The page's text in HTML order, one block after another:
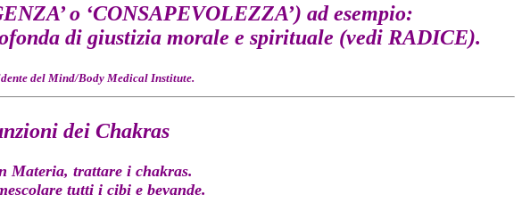
o ‘CONSAPEVOLEZZA’) ad esempio:
di giustizia morale e spirituale (vedi RADICE).
del Mind/Body Medical Institute.
dei Chakras
Materia, trattare i chakras.
tutti i cibi e bevande.